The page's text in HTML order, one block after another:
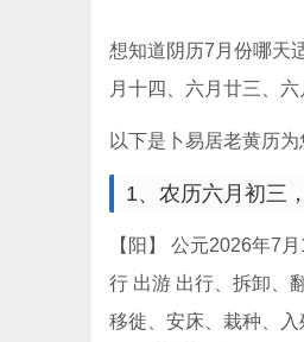
想知道阴历7月份哪天
月十四、六月廿三、
以下是卜易居老黄历
1、农历六月初三
【阳】 公元2026年7月
行 出游 出行、拆卸、
移徙、安床、栽种、